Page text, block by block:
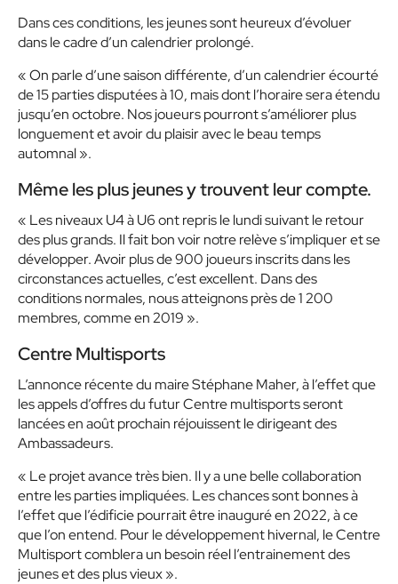
Dans ces conditions, les jeunes sont heureux d’évoluer
dans le cadre d’un calendrier prolongé.
« On parle d’une saison différente, d’un calendrier écourté
de 15 parties disputées à 10, mais dont l’horaire sera étendu
jusqu’en octobre. Nos joueurs pourront s’améliorer plus
longuement et avoir du plaisir avec le beau temps
automnal ».
Même les plus jeunes y trouvent leur compte.
« Les niveaux U4 à U6 ont repris le lundi suivant le retour
des plus grands. Il fait bon voir notre relève s’impliquer et se
développer. Avoir plus de 900 joueurs inscrits dans les
circonstances actuelles, c’est excellent. Dans des
conditions normales, nous atteignons près de 1 200
membres, comme en 2019 ».
Centre Multisports
L’annonce récente du maire Stéphane Maher, à l’effet que
les appels d’offres du futur Centre multisports seront
lancées en août prochain réjouissent le dirigeant des
Ambassadeurs.
« Le projet avance très bien. Il y a une belle collaboration
entre les parties impliquées. Les chances sont bonnes à
l’effet que l’édificie pourrait être inauguré en 2022, à ce
que l’on entend. Pour le développement hivernal, le Centre
Multisport comblera un besoin réel l’entrainement des
jeunes et des plus vieux ».